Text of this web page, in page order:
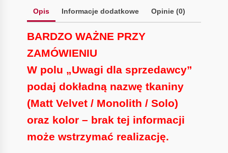
Opis Informacje dodatkowe Opinie (0)
BARDZO WAŻNE PRZY
ZAMÓWIENIU
W polu „Uwagi dla sprzedawcy”
podaj dokładną nazwę tkaniny
(Matt Velvet / Monolith / Solo)
oraz kolor– brak tej informacji
może wstrzymać realizację.